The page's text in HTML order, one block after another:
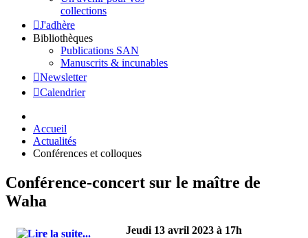
collections
J'adhère
Bibliothèques
Publications SAN
Manuscrits & incunables
Newsletter
Calendrier
Accueil
Actualités
Conférences et colloques
Conférence-concert sur le maître de
Waha
Jeudi 13 avril 2023 à 17h